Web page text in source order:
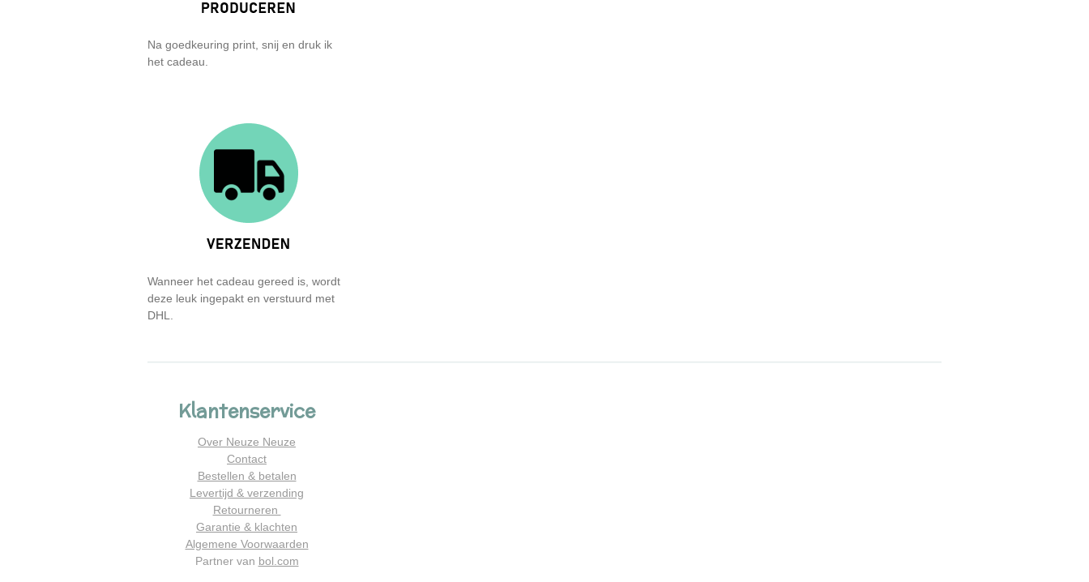
Na goedkeuring print, snij en druk ik
het cadeau.
Wanneer het cadeau gereed is, wordt
deze leuk ingepakt en verstuurd met
DHL.
Klantenservice
Over Neuze Neuze
Contact
Bestellen & betalen
Levertijd & verzending
Retourneren
Garantie & klachten
Algemene Voorwaarden
Partner van bol.com